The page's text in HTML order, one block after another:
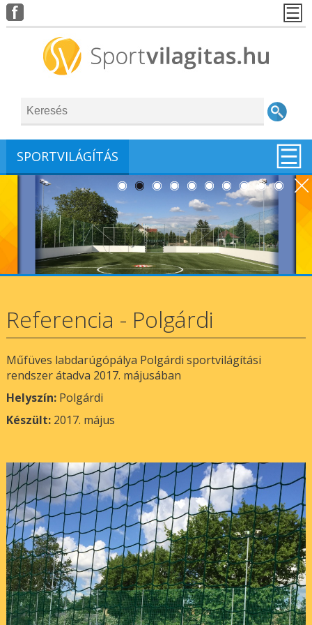
SPORTVILÁGÍTÁS
Referencia - Polgárdi
Műfüves labdarúgópálya Polgárdi sportvilágítási
rendszer átadva 2017. májusában
Helyszín: Polgárdi
Készült: 2017. május